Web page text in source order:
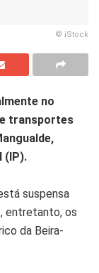
© iStock
no
transportes
(IP).
suspensa
entretanto, os
da Beira-